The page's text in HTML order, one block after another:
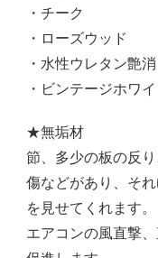
・チーク
・ローズウッド
・水性ウレタン艶
・ビンテージホワ
★無垢材
節、多少の板の反
傷などがあり、そ
を見せてくれます。
エアコンの風直撃